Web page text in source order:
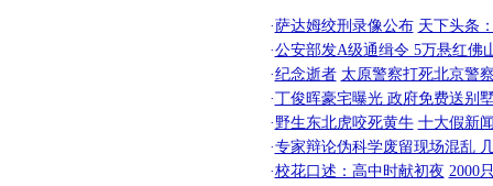
·萨达姆绞刑录像公布 天下头条
·公安部发A级通缉令 5万悬红佛
·纪念逝者 太原警察打死北京警
·丁俊晖豪宅曝光 政府免费送别
·野生东北虎咬死黄牛 十大假新
·专家辩论伪科学废留现场混乱
·校花口述：高中时献初夜 2000